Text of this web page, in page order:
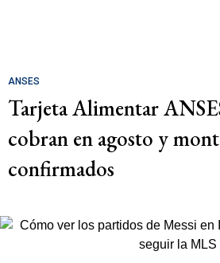
ANSES
Tarjeta Alimentar
cobran en agosto y
confirmados